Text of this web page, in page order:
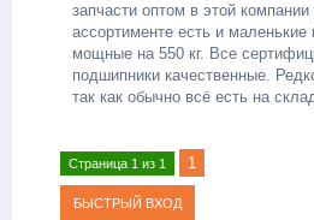
запчасти оптом в этой
ассортименте есть и
мощные на 550 кг. Все
подшипники качественные.
так как обычно всё есть на
Страница 1 из 1 1